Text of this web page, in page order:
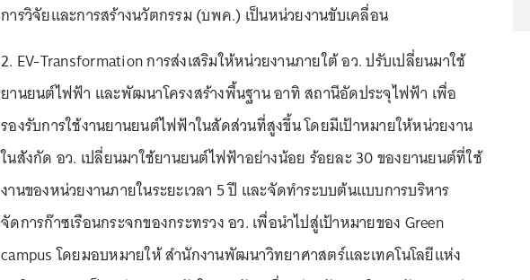
การวิจัยและการสร้างนวัตกรรม (บพค.) เป็นหน่วยงานขับเคลื่อน
2. EV-Transformation การส่งเสริมให้หน่วยงานภายใต้ อว. ปรับเปลี่ยนมาใช้
ยานยนต์ไฟฟ้า และพัฒนาโครงสร้างพื้นฐาน อาทิ สถานีอัดประจุไฟฟ้า เพื่อ
รองรับการใช้งานยานยนต์ไฟฟ้าในสัดส่วนที่สูงขึ้น โดยมีเป้าหมายให้หน่วยงาน
ในสังกัด อว. เปลี่ยนมาใช้ยานยนต์ไฟฟ้าอย่างน้อย ร้อยละ 30 ของยานยนต์ที่ใช้
งานของหน่วยงานภายในระยะเวลา 5 ปี และจัดทำระบบต้นแบบการบริหาร
จัดการก๊าซเรือนกระจกของกระทรวง อว. เพื่อนำไปสู่เป้าหมายของ Green
campus โดยมอบหมายให้ สำนักงานพัฒนาวิทยาศาสตร์และเทคโนโลยีแห่ง